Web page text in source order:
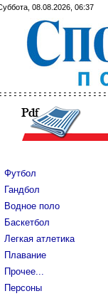
08.08.2026, 06:37
Футбол
Гандбол
Водное поло
Баскетбол
Легкая атлетика
Плавание
Прочее...
Персоны